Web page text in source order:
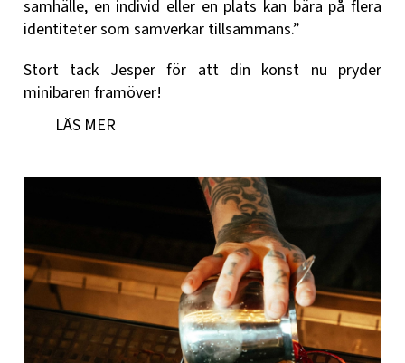
samhälle, en individ eller en plats kan bära på flera
identiteter som samverkar tillsammans.”
Stort tack Jesper för att din konst nu pryder
minibaren framöver!
LÄS MER